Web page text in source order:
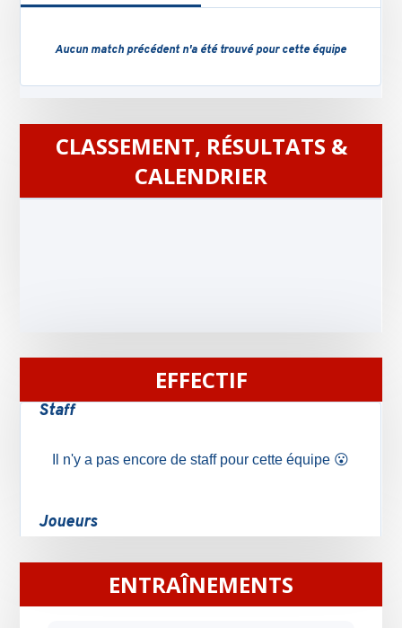
CLASSEMENT, RÉSULTATS &
CALENDRIER
EFFECTIF
ENTRAÎNEMENTS